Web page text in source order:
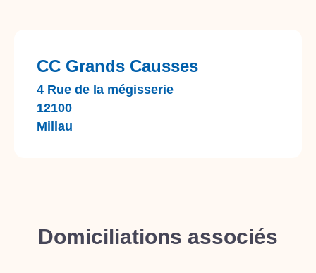
CC Grands Causses
4 Rue de la mégisserie
12100
Millau
Domiciliations associés